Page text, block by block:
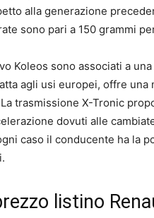
alla generazione
sono pari a 150 grammi
Koleos sono associati a una
agli usi europei, offre
trasmissione X-Tronic
dovuti alle
caso il conducente ha la
listino